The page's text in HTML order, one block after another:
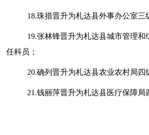
18.珠措晋升为札达县外事办公室三
19.张林锋晋升为札达县城市管理和
任科员 ；
20.确列晋升为札达县农业农村局四
21 .钱丽萍晋升为札达县医疗保障局